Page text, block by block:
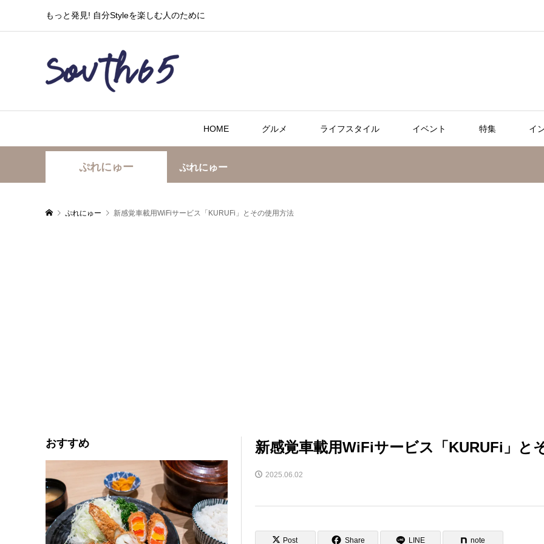
もっと発見! 自分Styleを楽しむ人のために
HOME グルメ ライフスタイル イベント 特集 イ
ぷれにゅー ぷれにゅー
ぷれにゅー 新感覚車載用WiFiサービス「KURUFi」とその使用方法
新感覚車載用WiFiサービス「KURUFi」と
2025.06.02
Post Share LINE note
おすすめ